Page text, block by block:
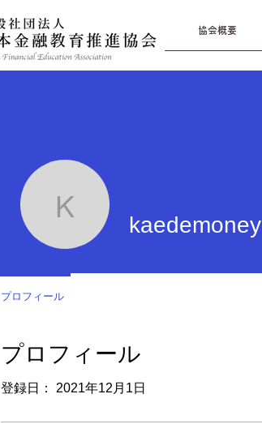
協会概要
プロフィール
登録日： 2021年12月1日
kaedemoney
kaedemoney
プロフィール